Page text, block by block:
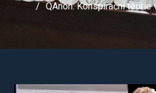
QAnon: Konspirační teorie